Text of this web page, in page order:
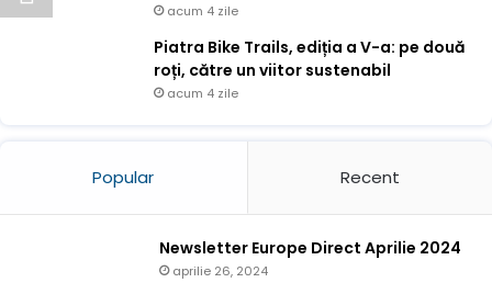
acum 4 zile
Piatra Bike Trails, ediția a V-a: pe două
roți, către un viitor sustenabil
acum 4 zile
Popular Recent
Newsletter Europe Direct Aprilie 2024
aprilie 26, 2024